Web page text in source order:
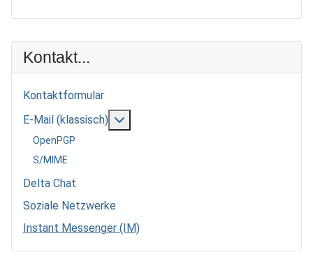
Kontakt...
Kontaktformular
E-Mail (klassisch)
OpenPGP
S/MIME
Delta Chat
Soziale Netzwerke
Instant Messenger (IM)